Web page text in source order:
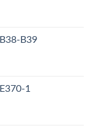
B39
1